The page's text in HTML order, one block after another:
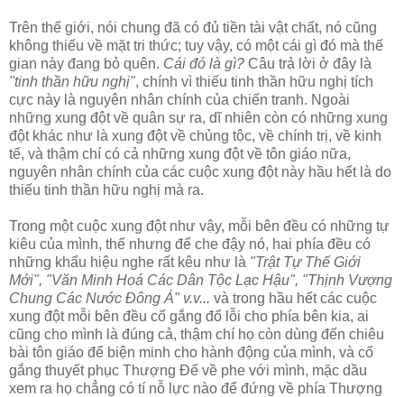
Trên thế giới, nói chung đã có đủ tiền tài vật chất, nó cũng
không thiếu về mặt tri thức; tuy vậy, có một cái gì đó mà thế
gian này đang bỏ quên. Cái đó là gì? Câu trả lời ở đây là
"tinh thần hữu nghị", chính vì thiếu tinh thần hữu nghị tích
cực này là nguyên nhân chính của chiến tranh. Ngoài
những xung đột về quân sự ra, dĩ nhiên còn có những xung
đột khác như là xung đột về chủng tộc, về chính trị, về kinh
tế, và thậm chí có cả những xung đột về tôn giáo nữa,
nguyên nhân chính của các cuộc xung đột này hầu hết là do
thiếu tinh thần hữu nghị mà ra.
Trong một cuộc xung đột như vậy, mỗi bên đều có những tự
kiêu của mình, thế nhưng để che đậy nó, hai phía đều có
những khẩu hiệu nghe rất kêu như là "Trật Tự Thế Giới
Mới", "Văn Minh Hoá Các Dân Tộc Lạc Hậu", "Thịnh Vượng
Chung Các Nước Ðông Á" v.v... và trong hầu hết các cuộc
xung đột mỗi bên đều cố gắng đổ lỗi cho phía bên kia, ai
cũng cho mình là đúng cả, thậm chí họ còn dùng đến chiêu
bài tôn giáo để biện minh cho hành động của mình, và cố
gắng thuyết phục Thượng Ðế về phe với mình, mặc dầu
xem ra họ chẳng có tí nỗ lực nào để đứng về phía Thượng